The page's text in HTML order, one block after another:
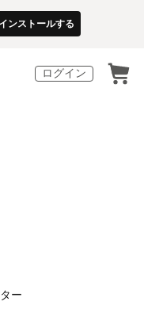
インストールする
ログイン
ー